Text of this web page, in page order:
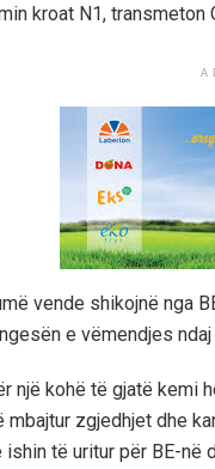
kroat N1, transmeton
vende shikojnë nga
e vëmendjes
një kohë të gjatë kemi
mbajtur zgjedhjet dhe
ishin të uritur për BE-